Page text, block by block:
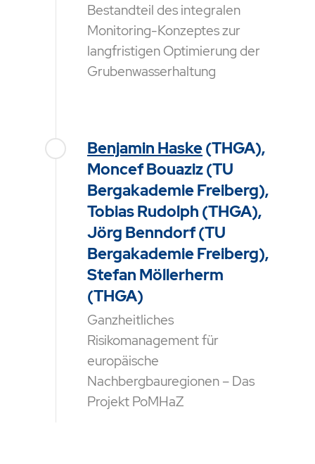
Bestandteil des integralen
Monitoring-Konzeptes zur
langfristigen Optimierung der
Grubenwasserhaltung
Benjamin Haske(THGA),
Moncef Bouaziz (TU
Bergakademie Freiberg),
Tobias Rudolph (THGA),
Jörg Benndorf (TU
Bergakademie Freiberg),
Stefan Möllerherm
(THGA)
Ganzheitliches
Risikomanagement für
europäische
Nachbergbauregionen – Das
Projekt PoMHaZ